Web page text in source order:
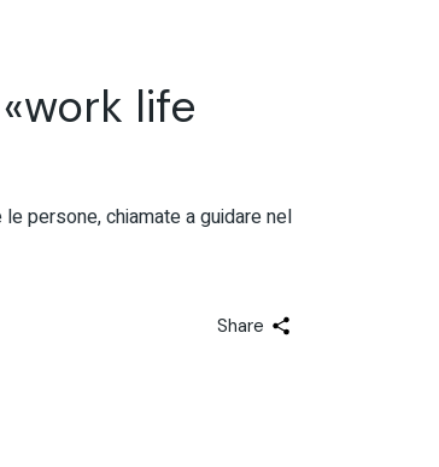
life
persone, chiamate a guidare nel
Share